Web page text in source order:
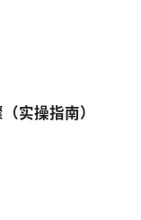
实操指南）